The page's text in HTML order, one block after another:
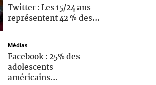
Twitter : Les 15/24 ans
représentent 42 % des...
Médias
Facebook : 25% des
adolescents
américains...